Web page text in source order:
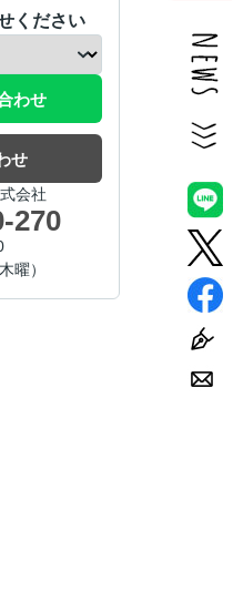
ください
わせ
せ
会社
270
曜）